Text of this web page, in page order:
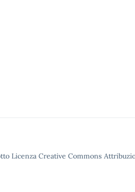
Licenza Creative Commons